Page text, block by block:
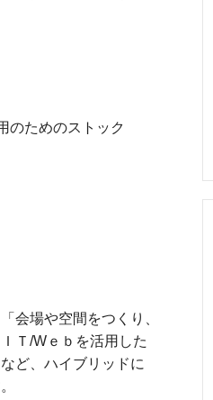
のためのストック
会場や空間をつくり、
Ｔ/Wｅｂを活用した
ど、ハイブリッドに